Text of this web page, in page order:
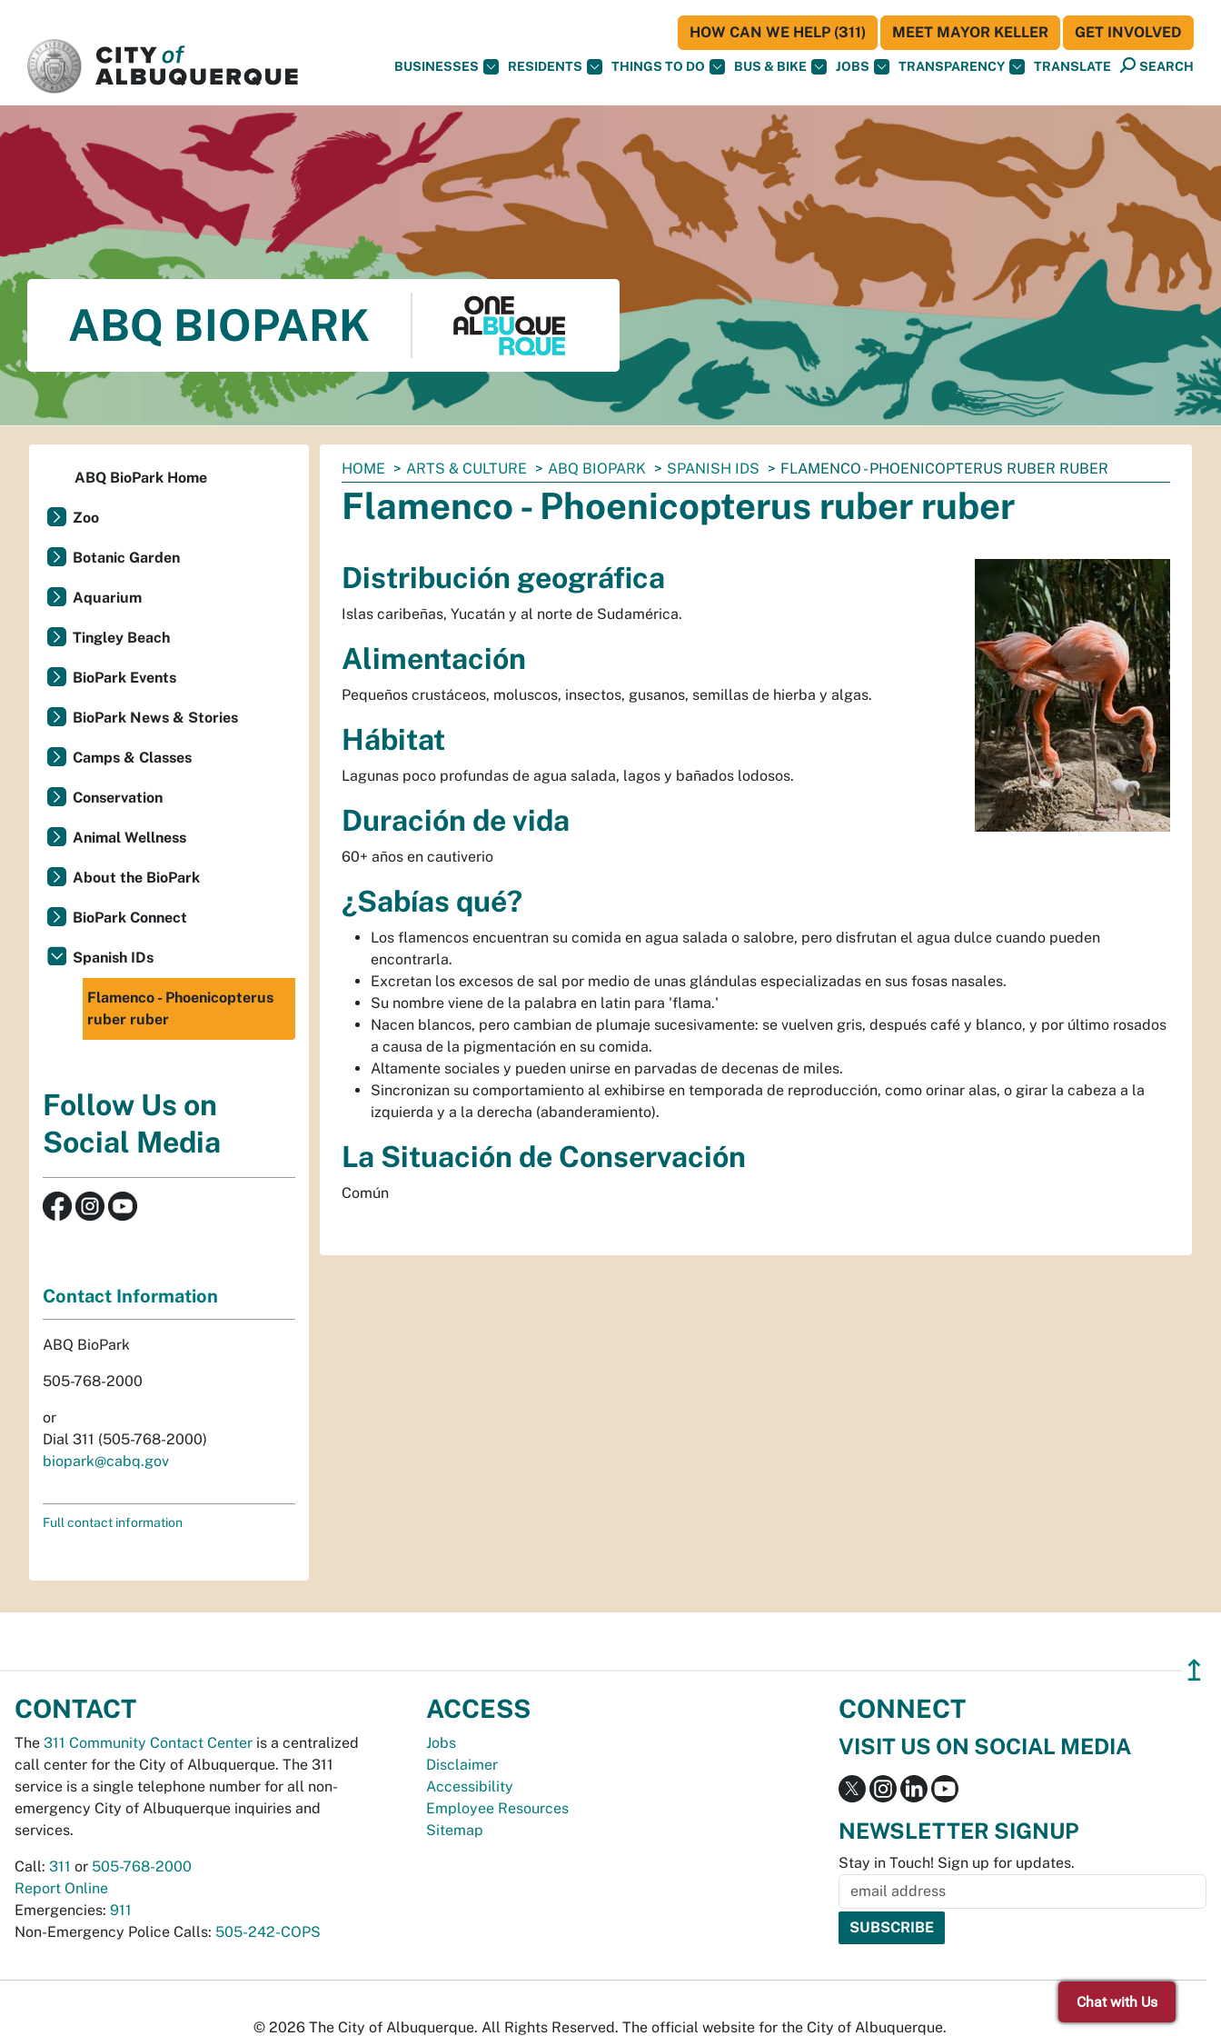
BUSINESSES RESIDENTS THINGS TO DO BUS & BIKE JOBS TRANSPARENCY TRANSLATE SEARCH
HOW CAN WE HELP (311) MEET MAYOR KELLER GET INVOLVED
ABQ BIOPARK
You
are
here:
HOME ARTS & CULTURE ABQ BIOPARK SPANISH IDS FLAMENCO - PHOENICOPTERUS RUBER RUBER
Flamenco - Phoenicopterus ruber ruber
Distribución geográfica
Islas caribeñas, Yucatán y al norte de Sudamérica.
Alimentación
Pequeños crustáceos, moluscos, insectos, gusanos, semillas de hierba y algas.
Hábitat
Lagunas poco profundas de agua salada, lagos y bañados lodosos.
Duración de vida
60+ años en cautiverio
¿Sabías qué?
Los flamencos encuentran su comida en agua salada o salobre, pero disfrutan el agua dulce cuando pueden
encontrarla.
Excretan los excesos de sal por medio de unas glándulas especializadas en sus fosas nasales.
Su nombre viene de la palabra en latin para 'flama.'
Nacen blancos, pero cambian de plumaje sucesivamente: se vuelven gris, después café y blanco, y por último rosados
a causa de la pigmentación en su comida.
Altamente sociales y pueden unirse en parvadas de decenas de miles.
Sincronizan su comportamiento al exhibirse en temporada de reproducción, como orinar alas, o girar la cabeza a la
izquierda y a la derecha (abanderamiento).
La Situación de Conservación
Común
ABQ BioPark Home
Zoo
Botanic Garden
Aquarium
Tingley Beach
BioPark Events
BioPark News & Stories
Camps & Classes
Conservation
Animal Wellness
About the BioPark
BioPark Connect
Spanish IDs
Flamenco - Phoenicopterus
ruber ruber
Follow Us on
Social Media
Contact Information
ABQ BioPark
505-768-2000
or
Dial 311 (505-768-2000)
biopark@cabq.gov
Full contact information
↥
CONTACT
The 311 Community Contact Center is a centralized
call center for the City of Albuquerque. The 311
service is a single telephone number for all non-
emergency City of Albuquerque inquiries and
services.
Call: 311 or 505-768-2000
Report Online
Emergencies: 911
Non-Emergency Police Calls: 505-242-COPS
ACCESS
Jobs
Disclaimer
Accessibility
Employee Resources
Sitemap
CONNECT
VISIT US ON SOCIAL MEDIA
NEWSLETTER SIGNUP
Stay in Touch! Sign up for updates.
© 2026 The City of Albuquerque. All Rights Reserved. The official website for the City of Albuquerque.
Chat with Us